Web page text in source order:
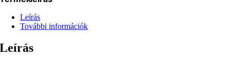
Leírás
További információk
Leírás